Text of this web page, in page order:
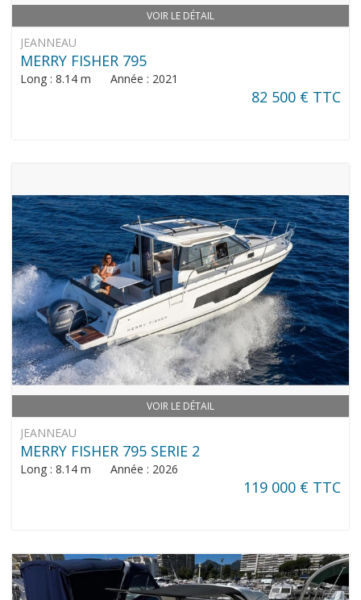
VOIR LE DÉTAIL
JEANNEAU
MERRY FISHER 795
Long : 8.14 m Année : 2021
82 500 € TTC
VOIR LE DÉTAIL
JEANNEAU
MERRY FISHER 795 SERIE 2
Long : 8.14 m Année : 2026
119 000 € TTC